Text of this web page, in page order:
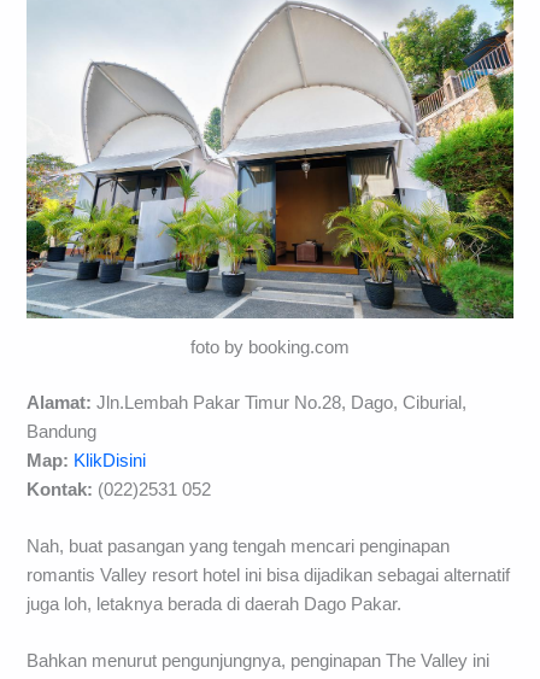
foto by booking.com
Alamat: Jln.Lembah Pakar Timur No.28, Dago, Ciburial,
Bandung
Map: KlikDisini
Kontak: (022)2531 052
Nah, buat pasangan yang tengah mencari penginapan
romantis Valley resort hotel ini bisa dijadikan sebagai alternatif
juga loh, letaknya berada di daerah Dago Pakar.
Bahkan menurut pengunjungnya, penginapan The Valley ini